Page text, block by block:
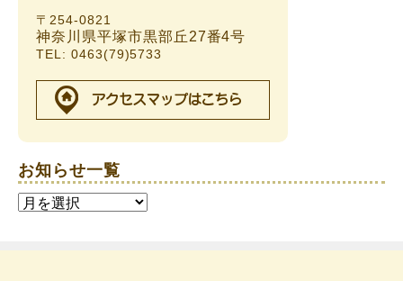
〒254-0821
神奈川県平塚市黒部丘27番4号
TEL: 0463(79)5733
お知らせ一覧
お